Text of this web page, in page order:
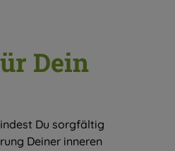
Dein
Du sorgfältig
Deiner inneren